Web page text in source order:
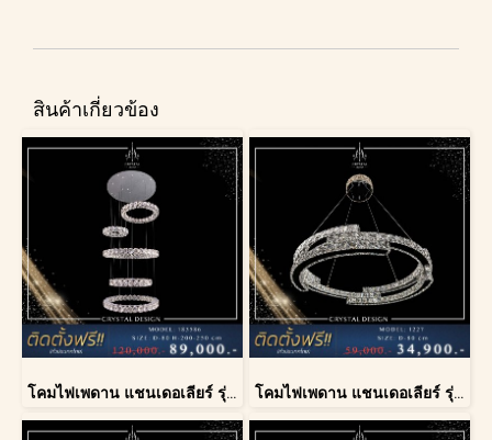
สินค้าเกี่ยวข้อง
โคมไฟเพดาน แชนเดอเลียร์ รุ่น 183586 โคมไฟเพดาน แชนเดอเลียร์ รุ่น 1227